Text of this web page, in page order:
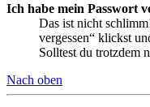
Ich habe mein Passwort
Das ist nicht
vergessen“ klickst
Solltest du trotzdem
Nach oben